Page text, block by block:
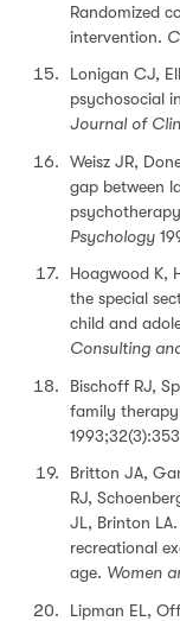
Randomized
intervention.
Lonigan CJ,
psychosocial
Journal of
Weisz JR,
gap between
Psychology
Hoagwood K,
the special
child and
Consulting
Bischoff RJ,
family
Britton JA,
RJ,
JL, Brinton
recreational
age. Women
Lipman EL,